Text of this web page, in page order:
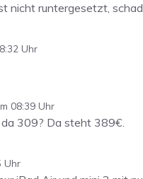
nicht runtergesetzt,
Uhr
08:39 Uhr
309? Da steht 389€.
Uhr